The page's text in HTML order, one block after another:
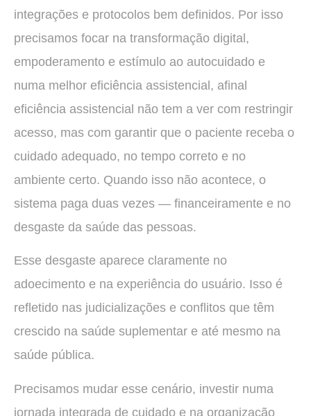
integrações e protocolos bem definidos. Por isso
precisamos focar na transformação digital,
empoderamento e estímulo ao autocuidado e
numa melhor eficiência assistencial, afinal
eficiência assistencial não tem a ver com restringir
acesso, mas com garantir que o paciente receba o
cuidado adequado, no tempo correto e no
ambiente certo. Quando isso não acontece, o
sistema paga duas vezes — financeiramente e no
desgaste da saúde das pessoas.
Esse desgaste aparece claramente no
adoecimento e na experiência do usuário. Isso é
refletido nas judicializações e conflitos que têm
crescido na saúde suplementar e até mesmo na
saúde pública.
Precisamos mudar esse cenário, investir numa
jornada integrada de cuidado e na organização